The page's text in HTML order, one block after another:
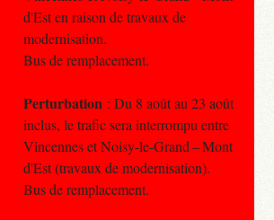
d'Est en raison de travaux de
modernisation.
Bus de remplacement.
Perturbation : Du 8 août au 23 août
inclus, le trafic sera interrompu entre
Vincennes et Noisy-le-Grand – Mont
d'Est (travaux de modernisation).
Bus de remplacement.